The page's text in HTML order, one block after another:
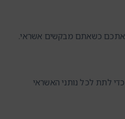
אתכם כשאתם מבקשים אשראי.
לתת לכל נותני האשראי